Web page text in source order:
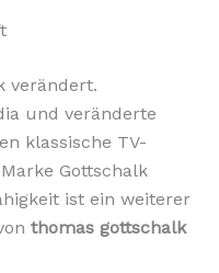
verändert.
und veränderte
klassische TV-
Gottschalk
ist ein weiterer
thomas gottschalk